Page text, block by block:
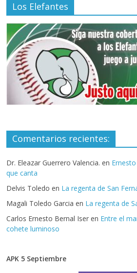
Los Elefantes
Comentarios recientes:
Dr. Eleazar Guerrero Valencia. en
que canta
Delvis Toledo en La regenta de San
Magali Toledo Garcia en La regenta de
Carlos Ernesto Bernal Iser en Entre el
cohete luminoso
APK 5 Septiembre